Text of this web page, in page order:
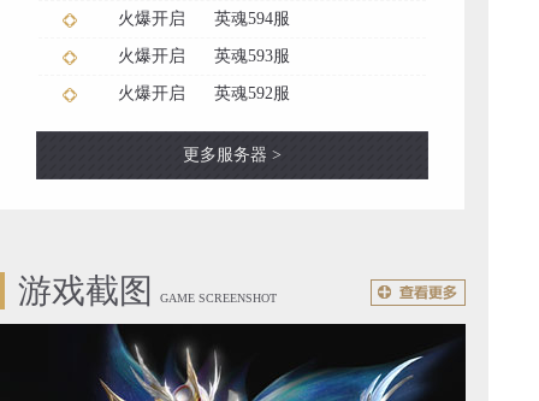
火爆开启 英魂594服
火爆开启 英魂593服
火爆开启 英魂592服
更多服务器 >
游戏截图 GAME SCREENSHOT